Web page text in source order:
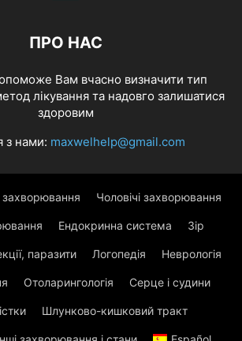
ПРО НАС
Вам вчасно визначити тип
лікування та надовго залишатися
здоровим
з нами: maxwelhelp@gmail.com
захворювання Чоловічі захворювання
Ендокринна система Зір
паразити Логопедія Неврологія
Отоларингологія Серце і судини
Шлунково-кишковий тракт